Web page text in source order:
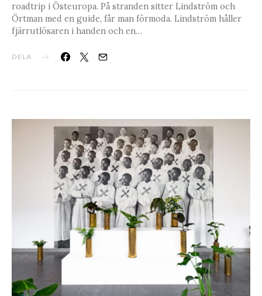
roadtrip i Östeuropa. På stranden sitter Lindström och
Örtman med en guide, får man förmoda. Lindström håller
fjärrutlösaren i handen och en…
DELA